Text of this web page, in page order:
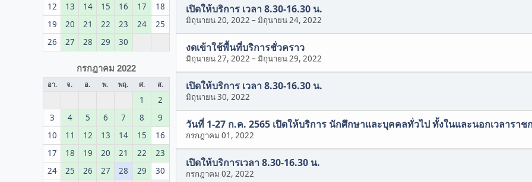
12
13 14 15 16 17
18
19
20 21 22 23 24
25
26
27 28 29 30
กรกฎาคม 2022
อา. จ. อ. พ. พฤ. ศ. ส.
1
2
3
4 5 6 7 8
9
10
11 12 13 14 15
16
17
18 19 20 21 22
23
24
25 26 27 28 29
30
เปิดให้บริการ เวลา 8.30-16.30 น.
มิถุนายน 20, 2022 – มิถุนายน 24, 2022
งดเข้าใช้พื้นที่บริการชั่วคราว
มิถุนายน 27, 2022 – มิถุนายน 29, 2022
เปิดให้บริการ เวลา 8.30-16.30 น.
มิถุนายน 30, 2022
วันที่ 1-27 ก.ค. 2565 เปิดให้บริการ นักศึกษาและบุคคลทั่วไป ทั้งในและนอกเวลาราช
กรกฎาคม 01, 2022
เปิดให้บริการเวลา 8.30-16.30 น.
กรกฎาคม 02, 2022